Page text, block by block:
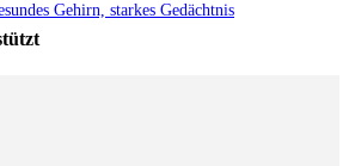
Gehirn, starkes Gedächtnis